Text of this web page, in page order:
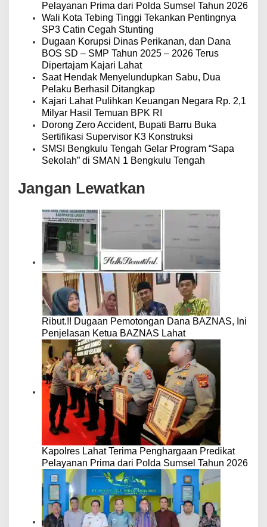
Pelayanan Prima dari Polda Sumsel Tahun 2026
Wali Kota Tebing Tinggi Tekankan Pentingnya
SP3 Catin Cegah Stunting
Dugaan Korupsi Dinas Perikanan, dan Dana
BOS SD – SMP Tahun 2025 – 2026 Terus
Dipertajam Kajari Lahat
Saat Hendak Menyelundupkan Sabu, Dua
Pelaku Berhasil Ditangkap
Kajari Lahat Pulihkan Keuangan Negara Rp. 2,1
Milyar Hasil Temuan BPK RI
Dorong Zero Accident, Bupati Barru Buka
Sertifikasi Supervisor K3 Konstruksi
SMSI Bengkulu Tengah Gelar Program “Sapa
Sekolah” di SMAN 1 Bengkulu Tengah
Jangan Lewatkan
Ribut.!! Dugaan Pemotongan Dana BAZNAS, Ini
Penjelasan Ketua BAZNAS Lahat
Kapolres Lahat Terima Penghargaan Predikat
Pelayanan Prima dari Polda Sumsel Tahun 2026